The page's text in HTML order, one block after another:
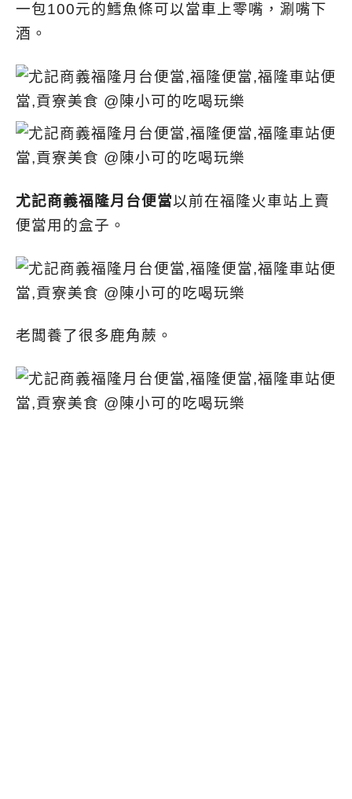
一包100元的鱈魚條可以當車上零嘴，涮嘴下
酒。
尤記商義福隆月台便當以前在福隆火車站上賣
便當用的盒子。
老闆養了很多鹿角蕨。